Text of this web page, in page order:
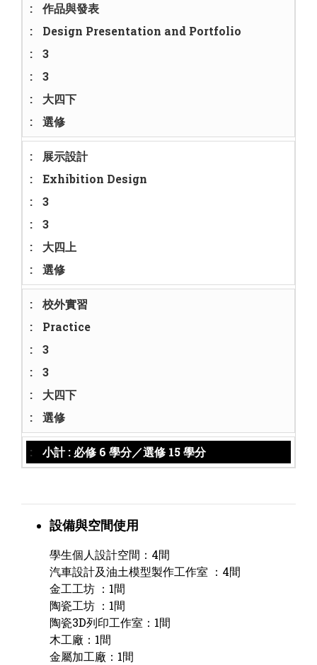
作品與發表
Design Presentation and Portfolio
3
3
大四下
選修
展示設計
Exhibition Design
3
3
大四上
選修
校外實習
Practice
3
3
大四下
選修
小計 : 必修 6 學分／選修 15 學分
設備與空間使用
學生個人設計空間：4間
汽車設計及油土模型製作工作室 ：4間
金工工坊 ：1間
陶瓷工坊 ：1間
陶瓷3D列印工作室：1間
木工廠：1間
金屬加工廠：1間